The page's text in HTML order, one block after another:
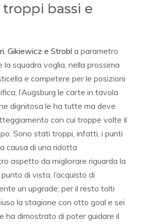
bassi e
Gikiewicz e Strobl a parametro
la squadra voglia, nella prossima
e competere per le posizioni
l’Augsburg le carte in tavola
dignitosa le ha tutte ma deve
con cui troppe volte il
Sono stati troppi, infatti, i punti
causa di una ridotta
aspetto da migliorare riguarda la
di vista, l’acquisto di
un upgrade; per il resto tolti
la stagione con otto goal e sei
ha dimostrato di poter guidare il